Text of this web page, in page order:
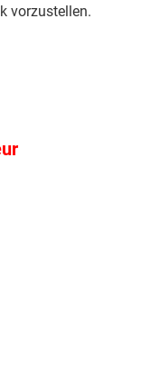
vorzustellen.